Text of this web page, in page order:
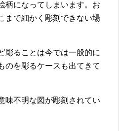
柄になってしまいます。お
まで細かく彫刻できない場
彫ることは今では一般的に
のを彫るケースも出てきて
味不明な図が彫刻されてい